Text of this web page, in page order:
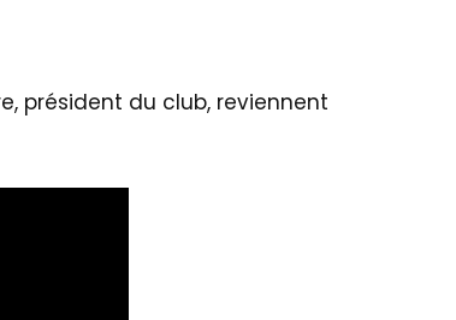
président du club, reviennent